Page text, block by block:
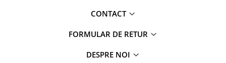
CONTACT
FORMULAR DE RETUR
DESPRE NOI